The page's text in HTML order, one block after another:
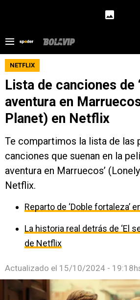
NETFLIX
Lista de canciones de
aventura en
Planet) en Netflix
Te compartimos la lista de las
canciones que suenan en la
aventura en Marruecos’
Netflix.
Reparto de ‘Doble fortaleza’
La historia real detrás de ‘El
de Netflix
Actualizado el 15/10/2024 -